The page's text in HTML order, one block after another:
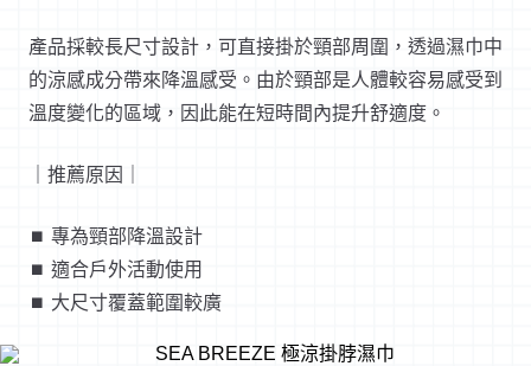
產品採較長尺寸設計，可直接掛於頸部周圍，透過濕巾中
的涼感成分帶來降溫感受。由於頸部是人體較容易感受到
溫度變化的區域，因此能在短時間內提升舒適度。
｜推薦原因｜
⏹︎ 專為頸部降溫設計
⏹︎ 適合戶外活動使用
⏹︎ 大尺寸覆蓋範圍較廣